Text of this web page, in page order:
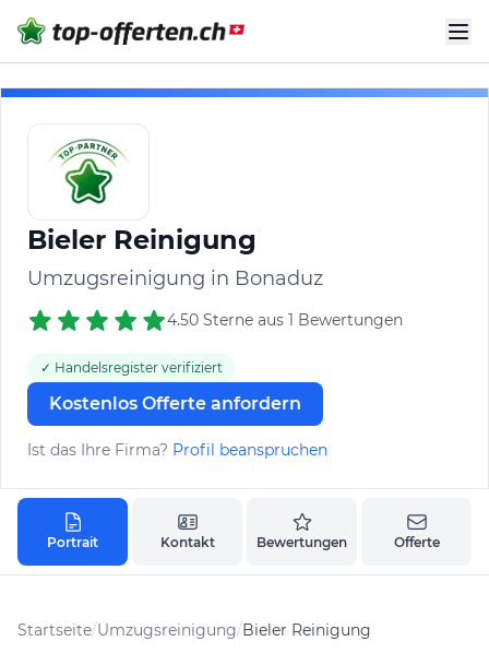
Bieler Reinigung
Umzugsreinigung in Bonaduz
4.50 Sterne aus 1 Bewertungen
✓ Handelsregister verifiziert
Kostenlos Offerte anfordern
Ist das Ihre Firma? Profil beanspruchen
Portrait Kontakt Bewertungen Offerte
Startseite/Umzugsreinigung/Bieler Reinigung